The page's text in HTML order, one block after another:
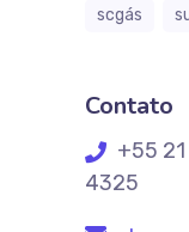
scgás
Contato
+55
4325